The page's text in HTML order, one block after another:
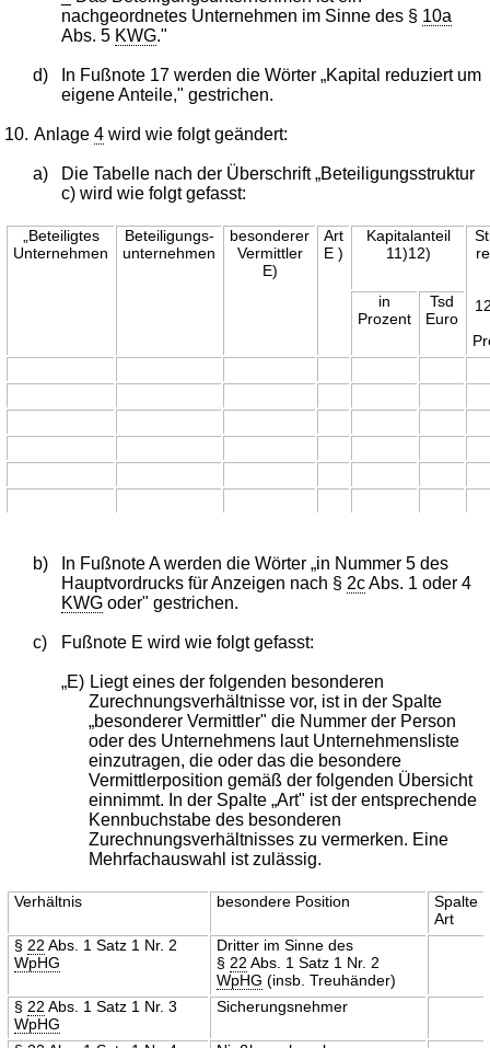
nachgeordnetes Unternehmen im Sinne des § 10a
Abs. 5 KWG."
d)
In Fußnote 17 werden die Wörter „Kapital reduziert um
eigene Anteile," gestrichen.
10. Anlage4 wird wie folgt geändert:
a)
Die Tabelle nach der Überschrift „Beteiligungsstruktur
c) wird wie folgt gefasst:
„Beteiligtes
Unternehmen
Beteiligungs-
unternehmen
besonderer
Vermittler
E)
Art
E )
Kapitalanteil
11)12)
in
Prozent
Tsd
Euro
b)
In Fußnote A werden die Wörter „in Nummer 5 des
Hauptvordrucks für Anzeigen nach § 2cAbs. 1 oder 4
KWGoder" gestrichen.
c) Fußnote E wird wie folgt gefasst:
„E) Liegt eines der folgenden besonderen
Zurechnungsverhältnisse vor, ist in der Spalte
„besonderer Vermittler" die Nummer der Person
oder des Unternehmens laut Unternehmensliste
einzutragen, die oder das die besondere
Vermittlerposition gemäß der folgenden Übersicht
einnimmt. In der Spalte „Art" ist der entsprechende
Kennbuchstabe des besonderen
Zurechnungsverhältnisses zu vermerken. Eine
Mehrfachauswahl ist zulässig.
Verhältnis besondere Position
Spalte
Art
§ 22 Abs. 1 Satz 1 Nr. 2
WpHG
Dritter im Sinne des
§ 22 Abs. 1 Satz 1 Nr. 2
WpHG (insb. Treuhänder)
§ 22 Abs. 1 Satz 1 Nr. 3
WpHG
Sicherungsnehmer